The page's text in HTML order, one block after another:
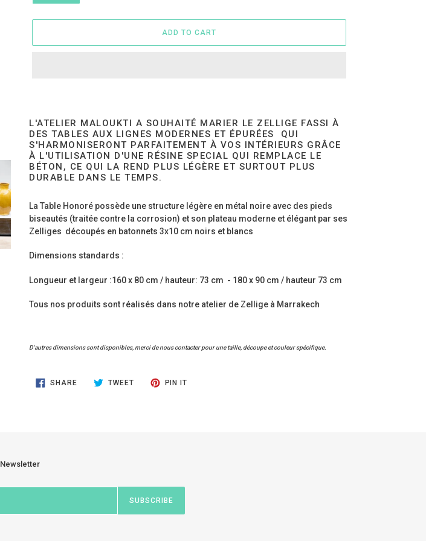
ADD TO CART
your
cart
L'ATELIER MALOUKTI A SOUHAITÉ MARIER LE ZELLIGE FASSI À
DES TABLES AUX LIGNES MODERNES ET ÉPURÉES QUI
S'HARMONISERONT PARFAITEMENT À VOS INTÉRIEURS GRÂCE
À L'UTILISATION D'UNE RÉSINE SPECIAL QUI REMPLACE LE
BÉTON, CE QUI LA REND PLUS LÉGÈRE ET SURTOUT PLUS
DURABLE DANS LE TEMPS.
La Table Honoré possède une structure légère en métal noire avec des pieds
biseautés (traitée contre la corrosion) et son plateau moderne et élégant par ses
Zelliges découpés en batonnets 3x10 cm noirs et blancs
Dimensions standards :
Longueur et largeur :160 x 80 cm / hauteur: 73 cm - 180 x 90 cm / hauteur 73 cm
Tous nos produits sont réalisés dans notre atelier de Zellige à Marrakech
D'autres dimensions sont disponibles, merci de nous contacter pour une taille, découpe et couleur spécifique.
SHARESHARE TWEETTWEET
PIN IT
Newsletter
SUBSCRIBE